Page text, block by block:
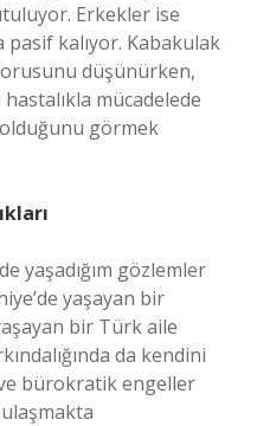
Erkekler ise
kalıyor. Kabakulak
düşünürken,
mücadelede
görmek
yaşadığım gözlemler
yaşayan bir
bir Türk aile
da kendini
bürokratik engeller